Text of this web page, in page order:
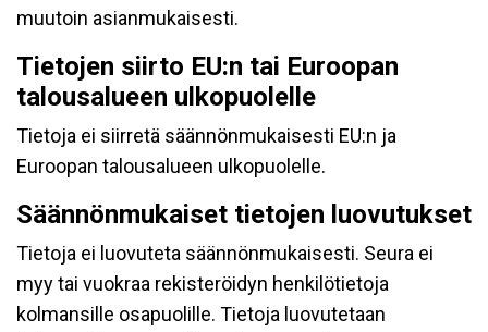
muutoin asianmukaisesti.
Tietojen siirto EU:n tai Euroopan
talousalueen ulkopuolelle
Tietoja ei siirretä säännönmukaisesti EU:n ja
Euroopan talousalueen ulkopuolelle.
Säännönmukaiset tietojen luovutukset
Tietoja ei luovuteta säännönmukaisesti. Seura ei
myy tai vuokraa rekisteröidyn henkilötietoja
kolmansille osapuolille. Tietoja luovutetaan